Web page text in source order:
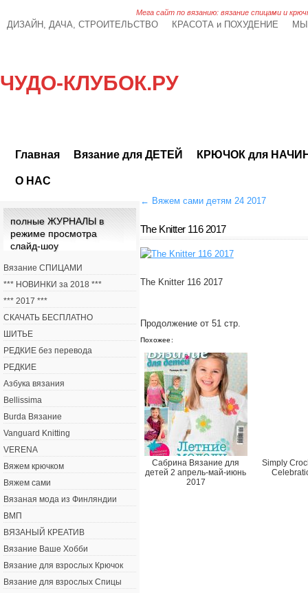
Мега сайт по вязанию: вязание спицами и
ДИЗАЙН, ДАЧА, СТРОИТЕЛЬСТВО КРАСОТА и ПОХУДЕНИЕ
ЧУДО-КЛУБОК.РУ
Главная Вязание для ДЕТЕЙ КРЮЧОК для
О НАС
← Вяжем сами детям 24 2017
The Knitter 116 2017
The Knitter 116 2017
Продолжение от 51 стр.
Похожее:
Сабрина Вязание для
детей 2 апрель-май-июнь
2017
Simply
полные ЖУРНАЛЫ в
режиме просмотра
слайд-шоу
Вязание СПИЦАМИ
*** НОВИНКИ за 2018 ***
*** 2017 ***
СКАЧАТЬ БЕСПЛАТНО
ШИТЬЕ
РЕДКИЕ без перевода
РЕДКИЕ
Азбука вязания
Bellissima
Burda Вязание
Vanguard Knitting
VERENA
Вяжем крючком
Вяжем сами
Вязаная мода из Финляндии
ВМП
ВЯЗАНЫЙ КРЕАТИВ
Вязание Ваше Хобби
Вязание для взрослых Крючок
Вязание для взрослых Спицы